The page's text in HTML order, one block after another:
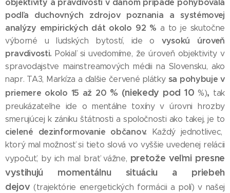
objektivity a pravdivosti v danom prípade pohybovala
podľa duchovných zdrojov poznania a systémovej
analýzy empirických dát okolo 92 % a to je skutočne
výborné u ľudských bytostí, ide ovysokú úroveň
pravdivosti. Pokiaľ si uvedomíme, že úroveň objektivity v
spravodajstve mainstreamových médii na Slovensku, ako
napr. TA3, Markíza a ďalšie červené plátky sa pohybuje v
priemere okolo 15 až 20 % (niekedy pod 10 %), tak
preukázateľne ide o mentálne toxíny v úrovni hrozby
smerujúcej k zániku štátnosti a spoločnosti ako takej, je to
cielené dezinformovanie občanov. Každý jednotlivec,
ktorý mal možnosť si tieto slová vo vyššie uvedenej relácii
vypočuť, by ich mal brať vážne, pretože veľmi presne
vystihujú momentálnu situáciu a priebeh
dejov (trajektórie energetických formácii a polí) v našej